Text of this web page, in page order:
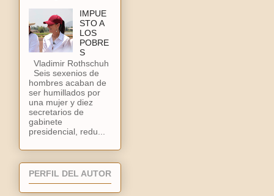
IMPUE
STO A
LOS
POBRE
S
Vladimir Rothschuh
Seis sexenios de
hombres acaban de
ser humillados por
una mujer y diez
secretarios de
gabinete
presidencial, redu...
PERFIL DEL AUTOR